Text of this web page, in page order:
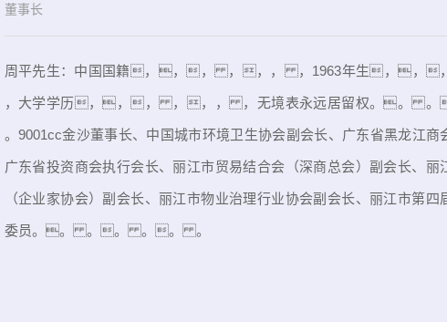
董事长
周平先生：中国国籍，，， ，，， ，1963年生，
，大学学历，，， ，，， ，无境表永远居留权。。
。9001cc金沙董事长、中国城市环境卫生协会副会长、广东省黑龙江商
广东省投资商会执行会长、丽江市贸易结合会（深商总会）副会长、丽
（企业家协会）副会长、丽江市物业治理行业协会副会长、丽江市第四
委员。。 。。 。。 。